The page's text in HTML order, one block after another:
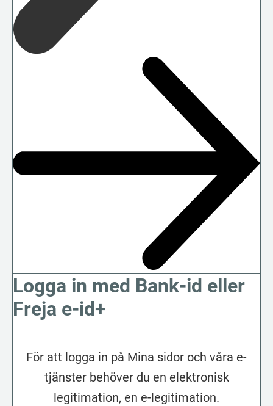
Logga in med Bank-id eller
Freja e-id+
För att logga in på Mina sidor och våra e-
tjänster behöver du en elektronisk
legitimation, en e-legitimation.